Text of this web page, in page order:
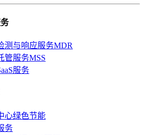
测与响应服务MDR
管服务MSS
服务
心绿色节能
务